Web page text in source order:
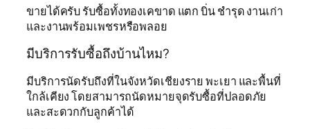
ขายได้ครับ รับซื้อทั้งทองเคขาด แตก บิ่น ชำรุด งานเก่า
และงานพร้อมเพชรหรือพลอย
มีบริการรับซื้อถึงบ้านไหม?
มีบริการนัดรับถึงที่ในจังหวัดเชียงราย พะเยา และพื้นที่
ใกล้เคียง โดยสามารถนัดหมายจุดรับซื้อที่ปลอดภัย
และสะดวกกับลูกค้าได้